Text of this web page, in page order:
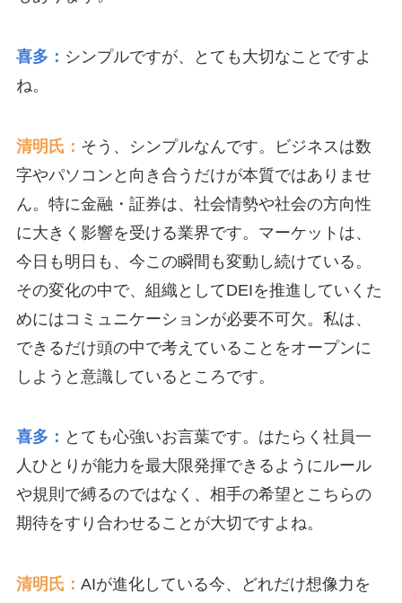
喜多： シンプルですが、とても大切なことですよ
ね。
清明氏： そう、シンプルなんです。ビジネスは数
字やパソコンと向き合うだけが本質ではありませ
ん。特に金融・証券は、社会情勢や社会の方向性
に大きく影響を受ける業界です。マーケットは、
今日も明日も、今この瞬間も変動し続けている。
その変化の中で、組織としてDEIを推進していくた
めにはコミュニケーションが必要不可欠。私は、
できるだけ頭の中で考えていることをオープンに
しようと意識しているところです。
喜多： とても心強いお言葉です。はたらく社員一
人ひとりが能力を最大限発揮できるようにルール
や規則で縛るのではなく、相手の希望とこちらの
期待をすり合わせることが大切ですよね。
清明氏： AIが進化している今、どれだけ想像力を